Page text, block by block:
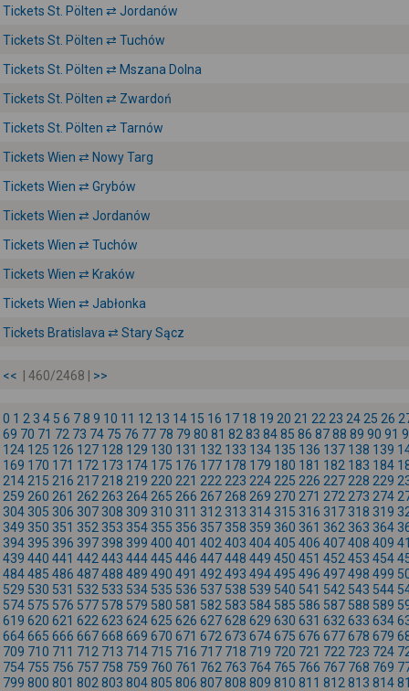
Tickets St. Pölten ⇄ Jordanów
Tickets St. Pölten ⇄ Tuchów
Tickets St. Pölten ⇄ Mszana Dolna
Tickets St. Pölten ⇄ Zwardoń
Tickets St. Pölten ⇄ Tarnów
Tickets Wien ⇄ Nowy Targ
Tickets Wien ⇄ Grybów
Tickets Wien ⇄ Jordanów
Tickets Wien ⇄ Tuchów
Tickets Wien ⇄ Kraków
Tickets Wien ⇄ Jabłonka
Tickets Bratislava ⇄ Stary Sącz
<< | 460/2468 | >>
0 1 2 3 4 5 6 78 9 10 11 12 13 14 15 16 17 18 19 20 21 22 23 24 25 26
69 70 71 72 73 74 75 76 77 78 79 80 81 82 83 8485 86 8788 89 90 91
124 125 126 127 128 129 130 131 132 133 134 135 136 137 138 139
169 170 171 172 173 174 175 176 177 178 179 180 181 182 183 184
214 215 216 217 218 219 220 221 222 223 224 225 226 227 228 229
259 260 261 262 263 264 265 266 267 268 269 270 271 272 273 274
304 305 306 307 308 309 310 311 312 313 314 315 316 317 318 319
349 350 351 352 353 354 355 356 357 358 359 360 361 362 363 364
394 395 396 397 398 399 400 401 402 403 404405 406 407408 409
439 440 441 442 443 444445 446 447448 449 450 451 452 453 454
484485 486 487488 489 490 491 492 493 494495 496 497498 499
529 530 531 532 533 534 535 536 537 538 539 540 541 542 543 544
574 575 576 577 578 579 580 581 582 583 584 585 586 587 588 589
619 620 621 622 623 624625 626 627628 629 630 631 632 633 634
664665 666 667668 669 670 671 672 673 674675 676 677678 679
709 710 711 712 713 714 715 716 717 718 719 720 721 722 723 724
754 755 756 757 758 759 760 761 762 763 764 765 766 767 768 769
799 800 801 802 803 804805 806 807808 809 810 811 812 813 814